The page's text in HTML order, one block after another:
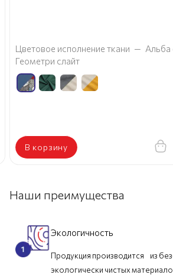
Цветовое исполнение ткани — Альба
Геометри слайт
В корзину
Наши преимущества
Экологичность
Продукция производится из
экологически чистых